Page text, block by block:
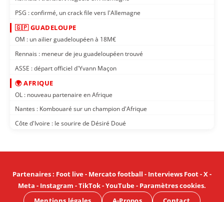
PSG : confirmé, un crack file vers l'Allemagne
🇬🇵 GUADELOUPE
OM : un ailier guadeloupéen à 18M€
Rennais : meneur de jeu guadeloupéen trouvé
ASSE : départ officiel d'Yvann Maçon
🌍 AFRIQUE
OL : nouveau partenaire en Afrique
Nantes : Kombouaré sur un champion d'Afrique
Côte d'Ivoire : le sourire de Désiré Doué
Partenaires: Foot live- Mercato football - Interviews Foot-X-
Meta - Instagram -TikTok-YouTube- Paramètres cookies.